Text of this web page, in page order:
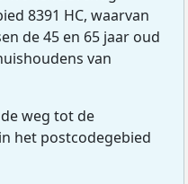
8391 HC, waarvan
de 45 en 65 jaar oud
van
weg tot de
het postcodegebied